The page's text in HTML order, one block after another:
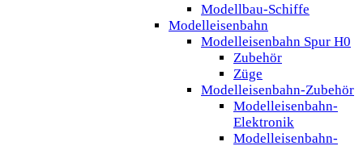
Modellbau-Schiffe
Modelleisenbahn
Modelleisenbahn Spur H0
Zubehör
Züge
Modelleisenbahn-Zubehör
Modelleisenbahn-
Elektronik
Modelleisenbahn-